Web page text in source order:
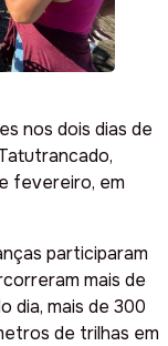
nos dois dias de
fevereiro, em
participaram
mais de
dia, mais de 300
de trilhas em